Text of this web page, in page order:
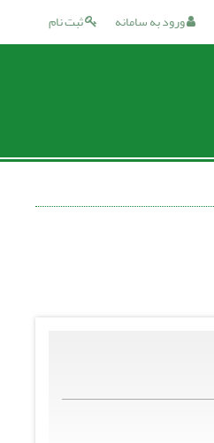
ثبت نام ورود به سامانه